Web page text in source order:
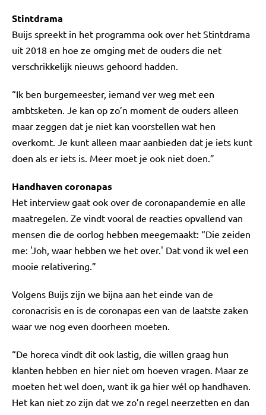
Stintdrama
Buijs spreekt in het programma ook over het Stintdrama
uit 2018 en hoe ze omging met de ouders die net
verschrikkelijk nieuws gehoord hadden.
“Ik ben burgemeester, iemand ver weg met een
ambtsketen. Je kan op zo’n moment de ouders alleen
maar zeggen dat je niet kan voorstellen wat hen
overkomt. Je kunt alleen maar aanbieden dat je iets kunt
doen als er iets is. Meer moet je ook niet doen.”
Handhaven coronapas
Het interview gaat ook over de coronapandemie en alle
maatregelen. Ze vindt vooral de reacties opvallend van
mensen die de oorlog hebben meegemaakt: “Die zeiden
me: 'Joh, waar hebben we het over.' Dat vond ik wel een
mooie relativering.”
Volgens Buijs zijn we bijna aan het einde van de
coronacrisis en is de coronapas een van de laatste zaken
waar we nog even doorheen moeten.
“De horeca vindt dit ook lastig, die willen graag hun
klanten hebben en hier niet om hoeven vragen. Maar ze
moeten het wel doen, want ik ga hier wél op handhaven.
Het kan niet zo zijn dat we zo’n regel neerzetten en dan